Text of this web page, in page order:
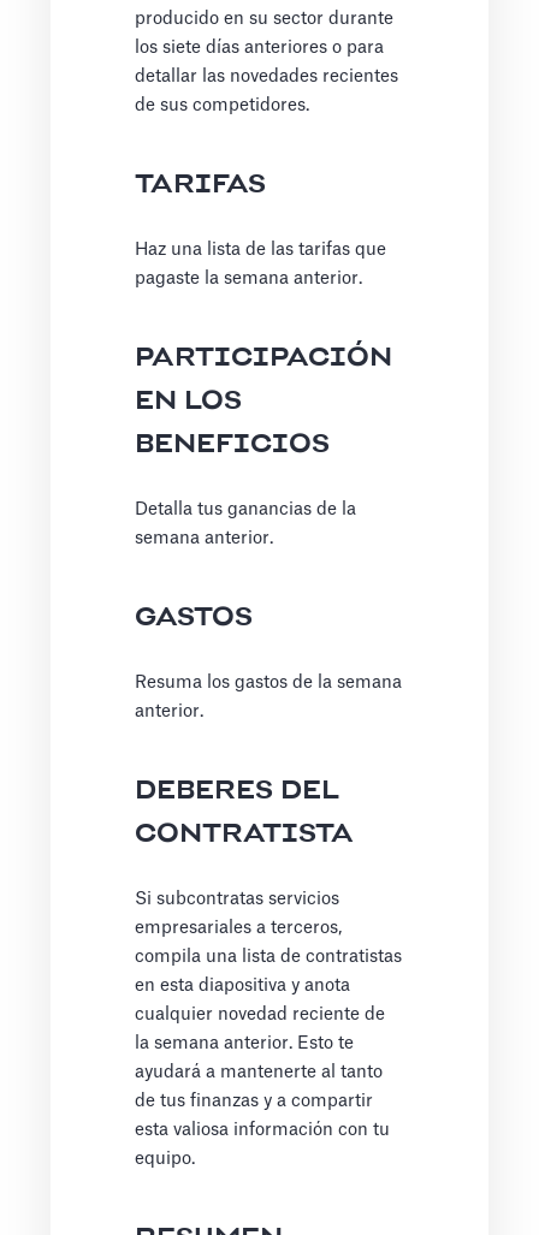
producido en su sector durante
los siete días anteriores o para
detallar las novedades recientes
de sus competidores.
TARIFAS
Haz una lista de las tarifas que
pagaste la semana anterior.
PARTICIPACIÓN
EN LOS
BENEFICIOS
Detalla tus ganancias de la
semana anterior.
GASTOS
Resuma los gastos de la semana
anterior.
DEBERES DEL
CONTRATISTA
Si subcontratas servicios
empresariales a terceros,
compila una lista de contratistas
en esta diapositiva y anota
cualquier novedad reciente de
la semana anterior. Esto te
ayudará a mantenerte al tanto
de tus finanzas y a compartir
esta valiosa información con tu
equipo.